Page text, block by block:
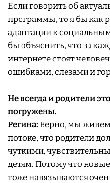
Если говорить об
программы, то я бы как
адаптации к
бы объяснить, что за
интернете стоят
ошибками, слезами и
Не всегда и родители
погружены.
Регина:Верно, мы
потоке, что родители
чуткими,
детям. Потому что
тоже навязываются